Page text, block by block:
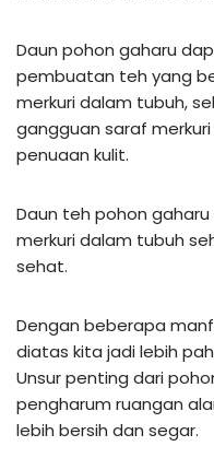
Daun pohon gaharu
pembuatan teh yang
merkuri dalam tubuh,
gangguan saraf
penuaan kulit.
Daun teh pohon
merkuri dalam tubuh
sehat.
Dengan beberapa
diatas kita jadi lebih
Unsur penting dari
pengharum ruangan
lebih bersih dan segar.